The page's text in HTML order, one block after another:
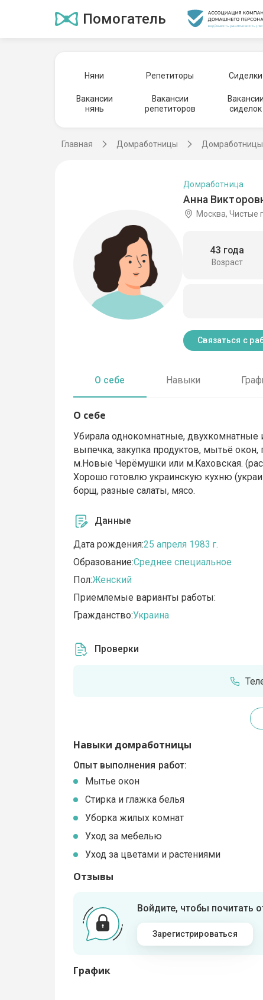
Помогатель
Няни Репетиторы Сиделки
Вакансии
нянь
Вакансии
репетиторов
Вакансии
сиделок
Главная Домработницы
Анна
Домработница
Москва, Чистые
Возраст
43 года
Связаться с
О себе Навыки
О себе
Убирала однокомнатные, двухкомнатные
выпечка, закупка продуктов, мытьё окон,
м.Новые Черёмушки или м.Каховская.
Хорошо готовлю украинскую кухню
борщ, разные салаты, мясо.
Данные
Дата рождения:25 апреля 1983 г.
Образование:Среднее специальное
Пол:Женский
Приемлемые варианты работы:
Гражданство:Украина
Проверки
Навыки домработницы
Опыт выполнения работ:
Мытье окон
Стирка и глажка белья
Уборка жилых комнат
Уход за мебелью
Уход за цветами и растениями
Отзывы
Войдите, чтобы почитать
Зарегистрироваться
График